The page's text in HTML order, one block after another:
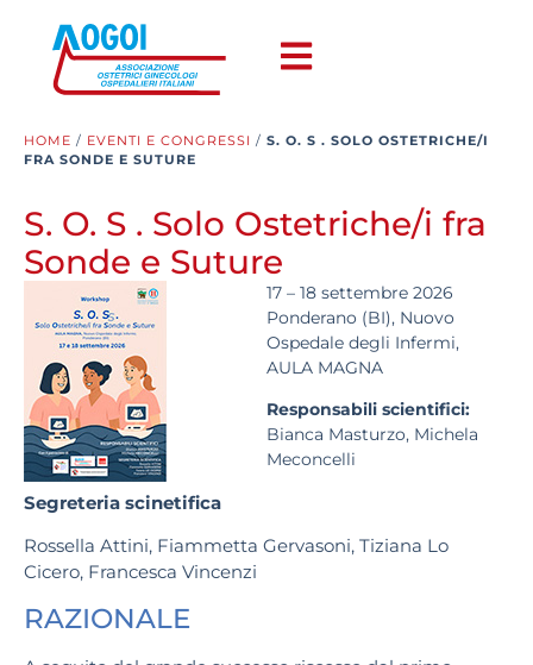
HOME / EVENTI E CONGRESSI / S. O. S . SOLO OSTETRICHE/I
FRA SONDE E SUTURE
S. O. S . Solo Ostetriche/i fra
Sonde e Suture
17 – 18 settembre 2026
Ponderano (BI), Nuovo
Ospedale degli Infermi,
AULA MAGNA
Responsabili scientifici:
Bianca Masturzo, Michela
Meconcelli
Segreteria scinetifica
Rossella Attini, Fiammetta Gervasoni, Tiziana Lo
Cicero, Francesca Vincenzi
RAZIONALE